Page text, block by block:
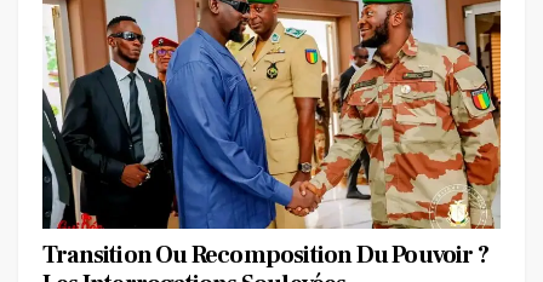
Transition Ou Recomposition Du Pouvoir ?